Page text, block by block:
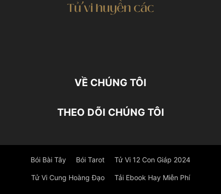
VỀ CHÚNG TÔI
THEO DÕI CHÚNG TÔI
Bói Bài Tây Bói Tarot Tử Vi 12 Con Giáp 2024
Tử Vi Cung Hoàng Đạo Tải Ebook Hay Miễn Phí